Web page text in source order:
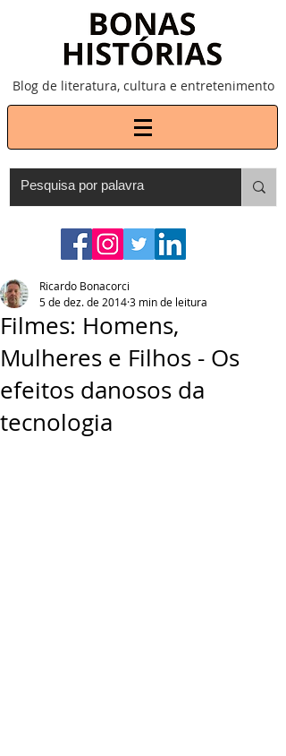
Blog de literatura, cultura e entretenimento
Filmes: Homens,
Mulheres e Filhos - Os
efeitos danosos da
tecnologia
Ricardo Bonacorci
5 de dez. de 20143 min de leitura